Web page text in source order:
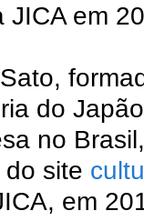
em
do
no
site
em